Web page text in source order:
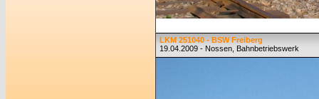
LKM 251040 - BSW Freiberg
19.04.2009 - Nossen, Bahnbetriebswerk